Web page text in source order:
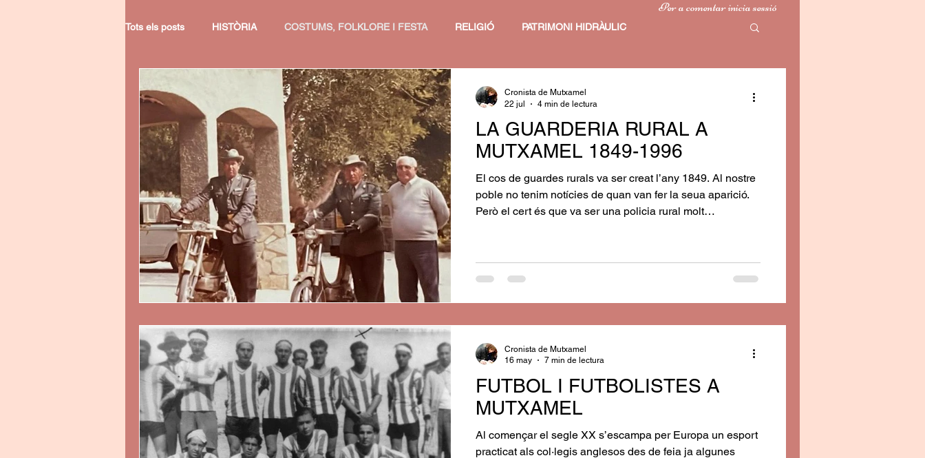
Tots els posts HISTÒRIA COSTUMS, FOLKLORE I FESTA RELIGIÓ PATRIMONI HIDRÀULIC
LA GUARDERIA RURAL A
MUTXAMEL 1849-1996
El cos de guardes rurals va ser creat l’any 1849. Al nostre
poble no tenim notícies de quan van fer la seua aparició.
Però el cert és que va ser una policia rural molt
seu terme i els seus quilòmetres de bancals han estat una
preocupació constant al llarg de la seua història.
Cronista de Mutxamel
22 jul
4 min de lectura
FUTBOL I FUTBOLISTES A
MUTXAMEL
Al començar el segle XX s’escampa per Europa un esport
practicat als col·legis anglesos des de feia ja algunes
Cronista de Mutxamel
16 may
7 min de lectura
Per a comentar inicia sessió